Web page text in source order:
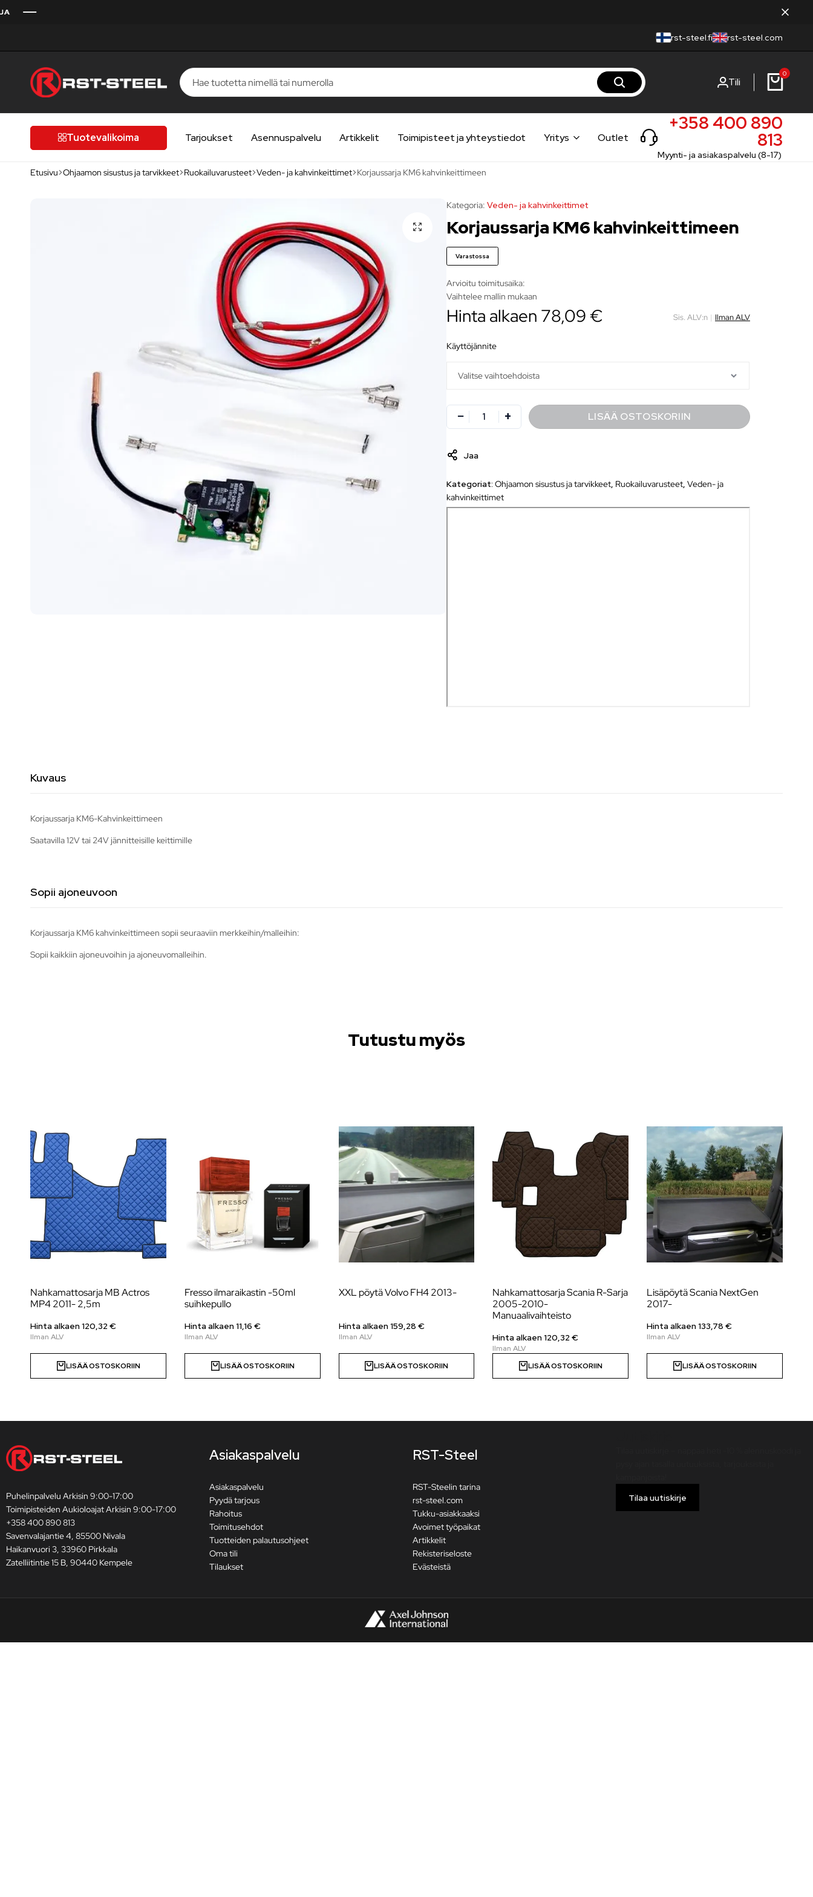
rst-steel.fi rst-steel.com
laatutietoiselle
autoilijalle
Tili
0
Tuotevalikoima Tarjoukset Asennuspalvelu Artikkelit Toimipisteet ja yhteystiedot Yritys Outlet
+358 400 890
813
Myynti- ja asiakaspalvelu (8-17)
Etusivu Ohjaamon sisustus ja tarvikkeet Ruokailuvarusteet Veden- ja kahvinkeittimet Korjaussarja KM6 kahvinkeittimeen
Kategoria: Veden- ja kahvinkeittimet
Korjaussarja KM6 kahvinkeittimeen
Varastossa
Arvioitu toimitusaika:
Vaihtelee mallin mukaan
Hinta alkaen 78,09 € Sis. ALV:n | Ilman ALV
käyttöjännite
LISÄÄ OSTOSKORIIN
Jaa
Kategoriat:Ohjaamon sisustus ja tarvikkeet Ruokailuvarusteet ,Veden- ja
kahvinkeittimet
Kuvaus
Korjaussarja KM6-Kahvinkeittimeen
Saatavilla 12V tai 24V jännitteisille keittimille
Sopii ajoneuvoon
Korjaussarja KM6 kahvinkeittimeen sopii seuraaviin merkkeihin/malleihin:
Sopii kaikkiin ajoneuvoihin ja ajoneuvomalleihin.
Tutustu myös
Nahkamattosarja MB Actros
MP4 2011- 2,5m
Hinta alkaen 120,32 €
LISÄÄ OSTOSKORIIN
Fresso ilmaraikastin -50ml
suihkepullo
Hinta alkaen 11,16 €
LISÄÄ OSTOSKORIIN
XXL pöytä Volvo FH4 2013-
Hinta alkaen 159,28 €
LISÄÄ OSTOSKORIIN
Nahkamattosarja Scania R-Sarja
2005-2010-
Manuaalivaihteisto
Hinta alkaen 120,32 €
LISÄÄ OSTOSKORIIN
Lisäpöytä Scania NextGen
2017-
Hinta alkaen 133,78 €
LISÄÄ OSTOSKORIIN
Puhelinpalvelu Arkisin 9:00-17:00
Toimipisteiden Aukioloajat Arkisin 9:00-17:00
+358 400 890 813
Savenvalajantie 4, 85500 Nivala
Haikanvuori 3, 33960 Pirkkala
Zatelliitintie 15 B, 90440 Kempele
Asiakaspalvelu
Asiakaspalvelu
Pyydä tarjous
Rahoitus
Toimitusehdot
Tuotteiden palautusohjeet
Oma tili
Tilaukset
RST-Steel
RST-Steelin tarina
rst-steel.com
Tukku-asiakkaaksi
Avoimet työpaikat
Artikkelit
Rekisteriseloste
Evästeistä
Tilaa uutiskirje